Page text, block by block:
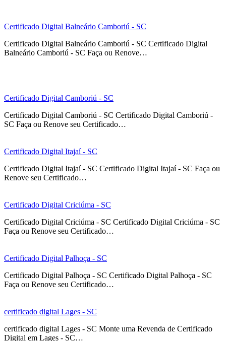
Certificado Digital Balneário Camboriú - SC
Certificado Digital Balneário Camboriú - SC Certificado Digital
Balneário Camboriú - SC Faça ou Renove…
Certificado Digital Camboriú - SC
Certificado Digital Camboriú - SC Certificado Digital Camboriú -
SC Faça ou Renove seu Certificado…
Certificado Digital Itajaí - SC
Certificado Digital Itajaí - SC Certificado Digital Itajaí - SC Faça ou
Renove seu Certificado…
Certificado Digital Criciúma - SC
Certificado Digital Criciúma - SC Certificado Digital Criciúma - SC
Faça ou Renove seu Certificado…
Certificado Digital Palhoça - SC
Certificado Digital Palhoça - SC Certificado Digital Palhoça - SC
Faça ou Renove seu Certificado…
certificado digital Lages - SC
certificado digital Lages - SC Monte uma Revenda de Certificado
Digital em Lages - SC…